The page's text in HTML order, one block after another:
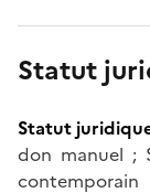
Statut
Statut
don manuel ;
contemporain